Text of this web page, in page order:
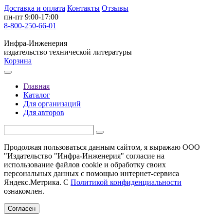
Доставка и оплата Контакты Отзывы
пн-пт 9:00-17:00
8-800-250-66-01
Инфра-Инженерия
издательство технической литературы
Корзина
Главная
Каталог
Для организаций
Для авторов
Продолжая пользоваться данным сайтом, я выражаю ООО
"Издательство "Инфра-Инженерия" согласие на
использование файлов cookie и обработку своих
персональных данных с помощью интернет-сервиса
Яндекс.Метрика. С Политикой конфиденциальности
ознакомлен.
Согласен